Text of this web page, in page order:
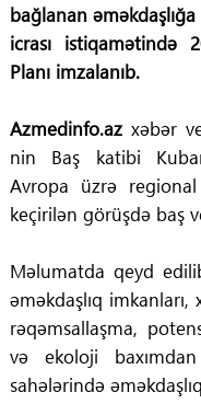
bağlanan
icrası istiqamətində
Planı imzalanıb.
Azmedinfo.azxəbər
nin Baş katibi
Avropa üzrə
keçirilən görüşdə baş
Məlumatda qeyd
əməkdaşlıq imkanları,
rəqəmsallaşma,
və ekoloji baxımdan
sahələrində